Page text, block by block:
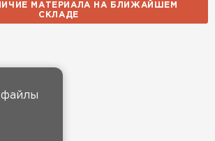
МАТЕРИАЛА НА БЛИЖАЙШЕМ
СКЛАДЕ
файлы